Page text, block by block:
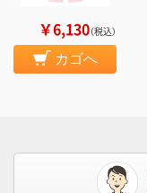
￥6,130（税込）
カゴへ